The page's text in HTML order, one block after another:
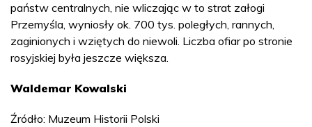
państw centralnych, nie wliczając w to strat załogi
Przemyśla, wyniosły ok. 700 tys. poległych, rannych,
zaginionych i wziętych do niewoli. Liczba ofiar po stronie
rosyjskiej była jeszcze większa.
Waldemar Kowalski
Źródło: Muzeum Historii Polski